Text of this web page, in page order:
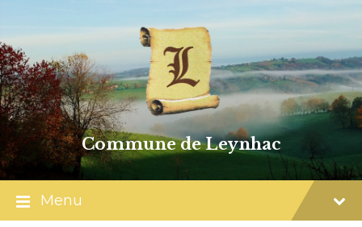
content
main
navigation
footer
Commune de Leynhac
Menu